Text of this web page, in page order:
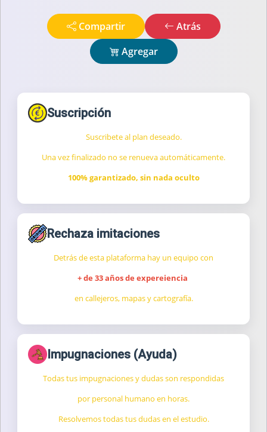
Compartir
Atrás
Agregar
Suscripción
Suscribete al plan deseado.
Una vez finalizado no se renueva automáticamente.
100% garantizado, sin nada oculto
Rechaza imitaciones
Detrás de esta plataforma hay un equipo con
+ de 33 años de expereiencia
en callejeros, mapas y cartografía.
Impugnaciones (Ayuda)
Todas tus impugnaciones y dudas son respondidas
por personal humano en horas.
Resolvemos todas tus dudas en el estudio.